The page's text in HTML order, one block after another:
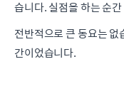
습니다. 실점을 하는 순
전반적으로 큰 동요는
간이었습니다.